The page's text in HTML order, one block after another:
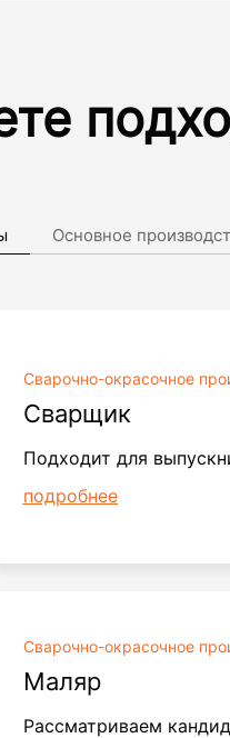
Основное
Сварочно-окрасочное
Сварщик
Подходит для
подробнее
Сварочно-окрасочное
Маляр
Рассматриваем